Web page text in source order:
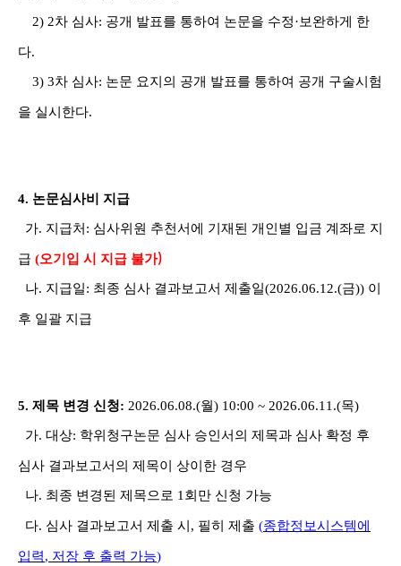
2) 2차 심사: 공개 발표를 통하여 논문을 수정·보완하게 한
다.
3) 3차 심사: 논문 요지의 공개 발표를 통하여 공개 구술시험
을 실시한다.
4. 논문심사비 지급
가. 지급처 : 심사위원 추천서에 기재된 개인별 입금 계좌로 지
급 (오기입 시 지급 불가)
나. 지급일: 최종 심사 결과보고서 제출일(2026.06.12.(금)) 이
후 일괄 지급
5. 제목 변경 신청: 2026.06.08.(월) 10:00 ~ 2026.06.11.(목)
가. 대상: 학위청구논문 심사 승인서의 제목과 심사 확정 후
심사 결과보고서의 제목이 상이한 경우
나. 최종 변경된 제목으로 1 회만 신청 가능
다. 심사 결과보고서 제출 시 , 필히 제출 (종합정보시스템에
입력, 저장 후 출력 가능)